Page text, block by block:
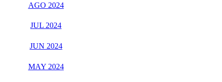
AGO 2024
JUL 2024
JUN 2024
MAY 2024